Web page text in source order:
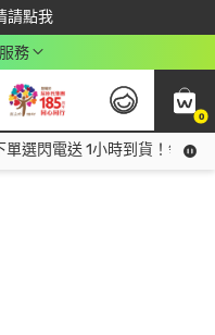
請點我
饋$350
務
0
單選閃電送 1小時到貨！領神